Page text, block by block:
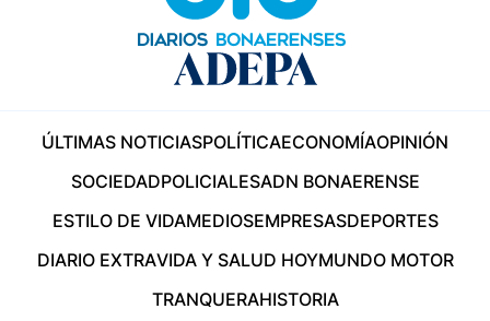
ÚLTIMAS NOTICIASPOLÍTICAECONOMÍAOPINIÓN
SOCIEDADPOLICIALESADN BONAERENSE
ESTILO DE VIDAMEDIOSEMPRESASDEPORTES
DIARIO EXTRAVIDA Y SALUD HOYMUNDO MOTOR
TRANQUERAHISTORIA